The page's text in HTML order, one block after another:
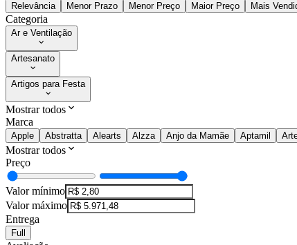
Relevância Menor Prazo Menor Preço Maior Preço Mais
Categoria
Ar e Ventilação
Artesanato
Artigos para Festa
Mostrar todos
Marca
Apple Abstratta Alearts Alzza Anjo da Mamãe Aptamil
Mostrar todos
Preço
Valor mínimo
Valor máximo
Entrega
Full